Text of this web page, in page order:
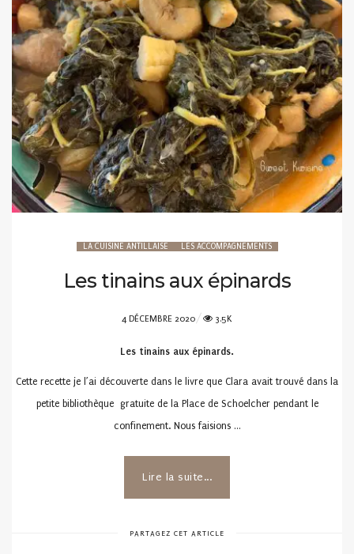
LA CUISINE ANTILLAISE LES ACCOMPAGNEMENTS
Les tinains aux épinards
POSTED
4 DÉCEMBRE 2020 3.5K
Les tinains aux épinards.
Cette recette je l’ai découverte dans le livre que Clara avait trouvé dans la
petite bibliothèque gratuite de la Place de Schoelcher pendant le
confinement. Nous faisions …
Lire la suite...
PARTAGEZ CET ARTICLE